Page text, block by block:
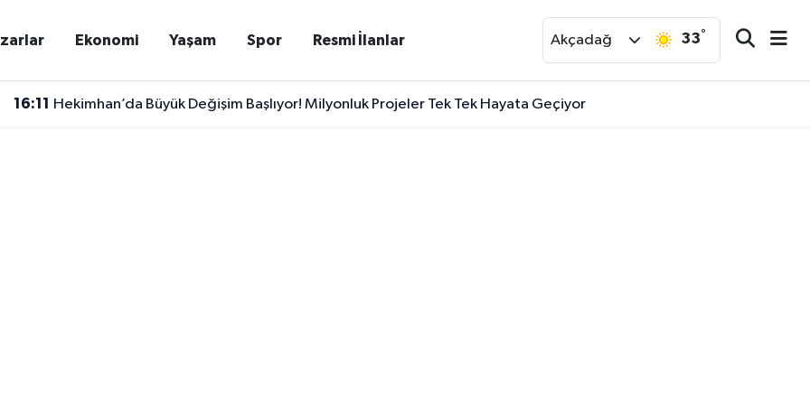
Ekonomi Yaşam Spor Resmi İlanlar Akçadağ 33°
16:11 Hekimhan’da Büyük Değişim Başlıyor! Milyonluk Projeler Tek Tek Hayata Geçiyor